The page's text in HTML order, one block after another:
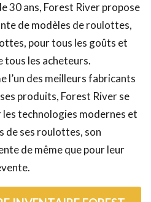
30 ans, Forest River propose
de modèles de roulottes,
pour tous les goûts et
tous les acheteurs.
l’un des meilleurs fabricants
produits, Forest River se
technologies modernes et
de ses roulottes, son
de même que pour leur